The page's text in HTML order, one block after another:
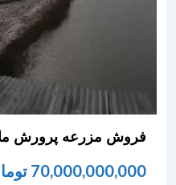
فروش مزرعه پرورش
70,000,000,000